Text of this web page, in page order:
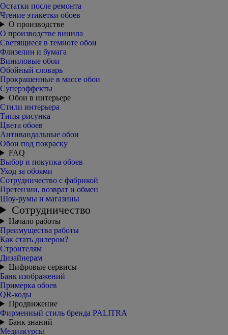
Остатки после ремонта
Чтение этикетки обоев
О производстве
О производстве винила
Светящиеся в темноте обои
Флизелин и бумага
Виниловые обои
Обойный словарь
Прокрашенные в массе обои
Суперэффекты
Обои в интерьере
Стили интерьера
Типы рисунка
Цвета обоев
Антивандальные обои
Обои под покраску
FAQ
Выбор и покупка обоев
Уход за обоями
Сотрудничество с фабрикой
Претензии, возврат и обмен
Шоу-румы и магазины
Сотрудничество
Начало работы
Преимущества работы
Как стать дилером?
Строителям
Дизайнерам
Цифровые сервисы
Банк изображений
Примерка обоев
QR-коды
Продвижение
Фирменный стиль бренда PALITRA
Банк знаний
Медиакурсы